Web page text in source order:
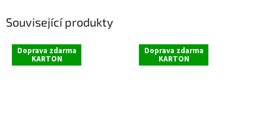
Související produkty
Doprava zdarma
KARTON
Doprava zdarma
KARTON